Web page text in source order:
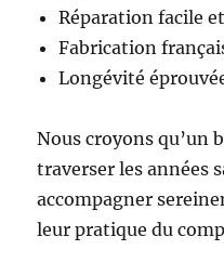
Réparation facile
Fabrication
Longévité
Nous croyons qu’un
traverser les années
accompagner
leur pratique du